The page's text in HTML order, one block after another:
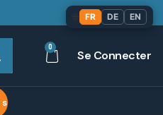
0
Se Connecter
FR DE EN